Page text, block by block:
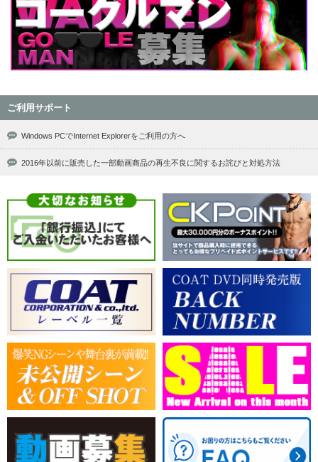
ご利用サポート
Windows PCでInternet Explorerをご利用の方へ
2016年以前に販売した一部動画商品の再生不良に関するお詫びと対処方法